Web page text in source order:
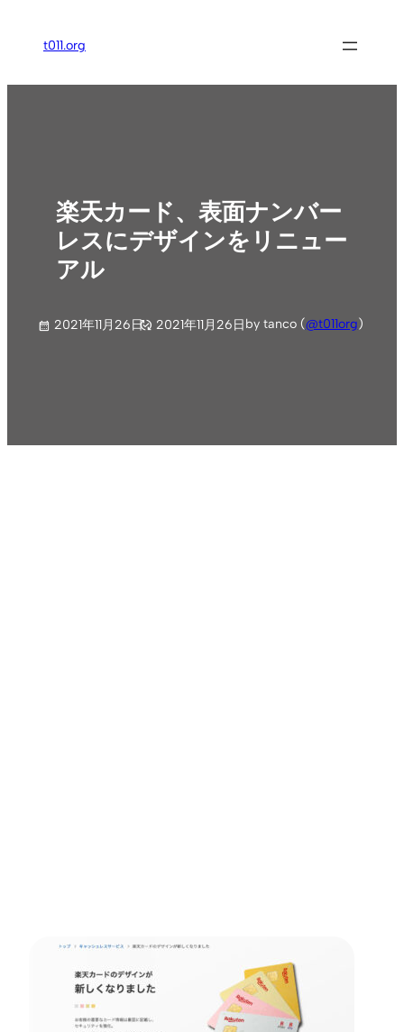
ス
t011.org
楽天カード、表面ナンバー
レスにデザインをリニュー
アル
2021年11月26日 2021年11月26日by tanco (@t011org)